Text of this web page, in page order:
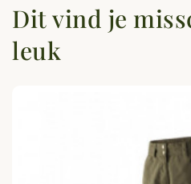
Dit vind je
leuk